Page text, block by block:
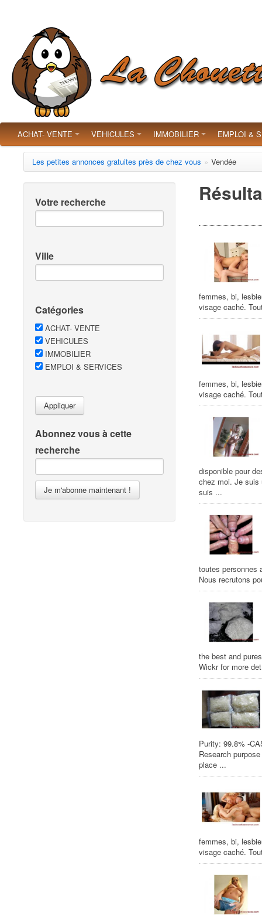
ACHAT- VENTE VEHICULES IMMOBILIER EMPLOI &
Les petites annonces gratuites près de chez vous » Vendée
Votre recherche
Ville
Catégories
ACHAT- VENTE
VEHICULES
IMMOBILIER
EMPLOI & SERVICES
Appliquer
Abonnez vous à cette
recherche
Je m'abonne maintenant !
femmes, bi,
visage caché.
femmes, bi,
visage caché.
disponible pour
chez moi. Je suis
suis ...
toutes personnes
Nous recrutons
the best and
Wickr for more
Purity: 99.8% -
Research
place ...
femmes, bi,
visage caché.